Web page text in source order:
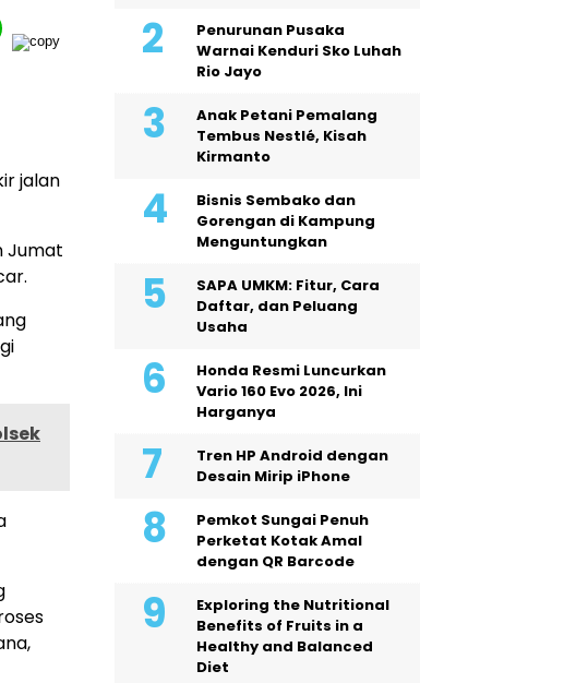
jalan
Jumat
Penurunan Pusaka
Warnai Kenduri Sko Luhah
Rio Jayo
Anak Petani Pemalang
Tembus Nestlé, Kisah
Kirmanto
Bisnis Sembako dan
Gorengan di Kampung
Menguntungkan
SAPA UMKM: Fitur, Cara
Daftar, dan Peluang
Usaha
Honda Resmi Luncurkan
Vario 160 Evo 2026, Ini
Harganya
Tren HP Android dengan
Desain Mirip iPhone
Pemkot Sungai Penuh
Perketat Kotak Amal
dengan QR Barcode
Exploring the Nutritional
Benefits of Fruits in a
Healthy and Balanced
Diet